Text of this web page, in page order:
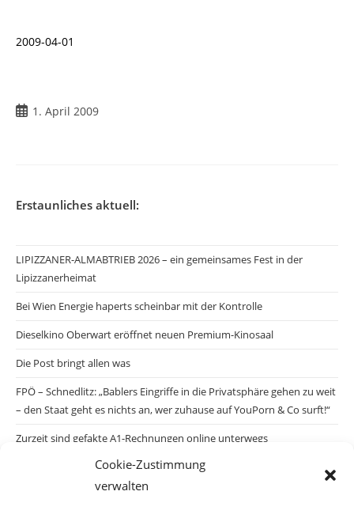
Cookie-Zustimmung
verwalten
2009-04-01
Beitrag1. April 2009
Erstaunliches aktuell:
LIPIZZANER-ALMABTRIEB 2026 – ein gemeinsames Fest in der
Lipizzanerheimat
Bei Wien Energie haperts scheinbar mit der Kontrolle
Dieselkino Oberwart eröffnet neuen Premium-Kinosaal
Die Post bringt allen was
FPÖ – Schnedlitz: „Bablers Eingriffe in die Privatsphäre gehen zu weit
– den Staat geht es nichts an, wer zuhause auf YouPorn & Co surft!“
Zurzeit sind gefakte A1-Rechnungen online unterwegs
Salzburgs Juden und ihre Sicherheit: „Erst nach einem Anschlag wäre
die Gefahr endlich konkret!“